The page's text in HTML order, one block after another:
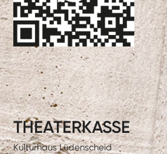
THEATERKASSE
Kulturhaus Lüdenscheid